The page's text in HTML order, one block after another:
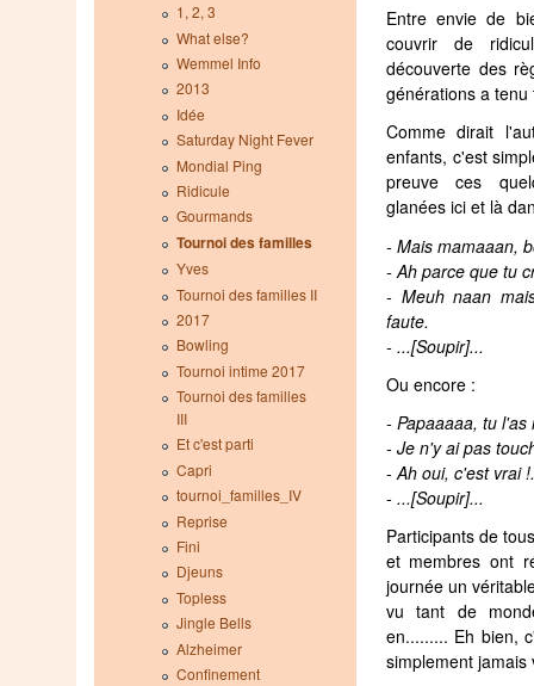
Entre envie de
couvrir de
découverte des
générations a
Comme dirait
enfants, c'est
preuve ces
glanées ici et là
- Mais mamaaan,
- Ah parce que tu
- Meuh naan
faute.
- ...[Soupir]...
Ou encore :
- Papaaaaa, tu
- Je n'y ai pas
- Ah oui, c'est vrai
- ...[Soupir]...
Participants de
et membres ont
journée un
vu tant de
en......... Eh bien,
simplement jamais
1, 2, 3
What else?
Wemmel Info
2013
Idée
Saturday Night Fever
Mondial Ping
Ridicule
Gourmands
Tournoi des familles
Yves
Tournoi des familles II
2017
Bowling
Tournoi intime 2017
Tournoi des familles
III
Et c'est parti
Capri
tournoi_familles_IV
Reprise
Fini
Djeuns
Topless
Jingle Bells
Alzheimer
Confinement